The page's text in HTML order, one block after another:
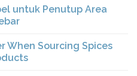
untuk Penutup Area
When Sourcing Spices